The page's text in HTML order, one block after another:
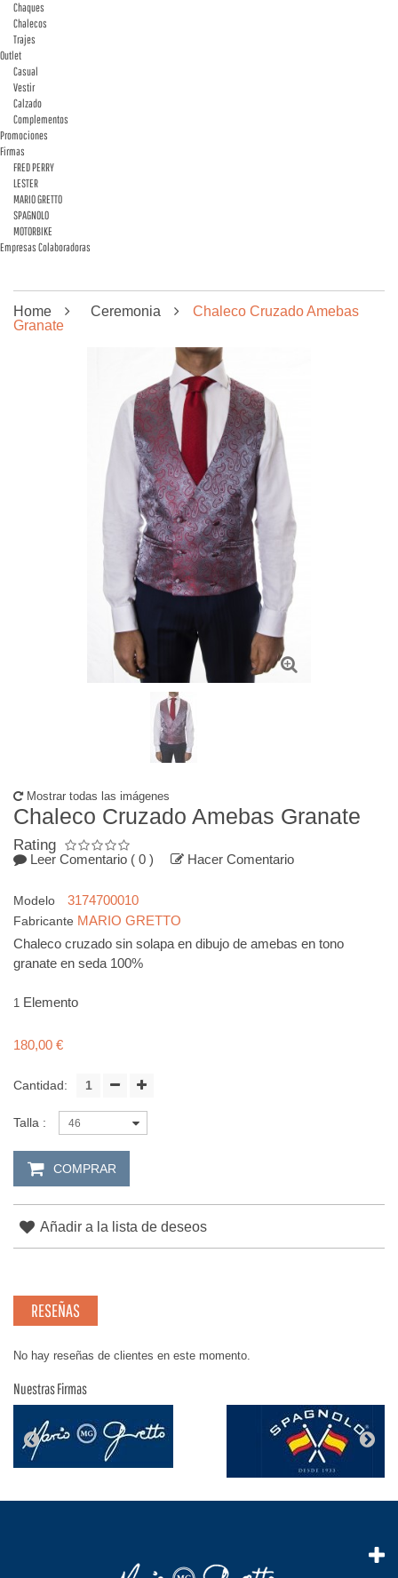
Chaques
Chalecos
Trajes
Outlet
Casual
Vestir
Calzado
Complementos
Promociones
Firmas
FRED PERRY
LESTER
MARIO GRETTO
SPAGNOLO
MOTORBIKE
Empresas Colaboradoras
Home Ceremonia
Chaleco Cruzado Amebas
Granate
Mostrar todas las imágenes
Chaleco Cruzado Amebas Granate
Rating
Leer Comentario ( 0 ) Hacer Comentario
Modelo 3174700010
Fabricante MARIO GRETTO
Chaleco cruzado sin solapa en dibujo de amebas en tono
granate en seda 100%
1 Elemento
180,00 €
Cantidad:
Talla : 46
COMPRAR
Añadir a la lista de deseos
RESEÑAS
No hay reseñas de clientes en este momento.
Nuestras Firmas